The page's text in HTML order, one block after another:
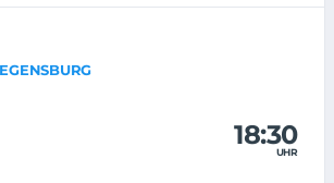
18:30
UHR